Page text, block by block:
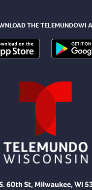
THE TELEMUNDOWI
60th St, Milwaukee, WI